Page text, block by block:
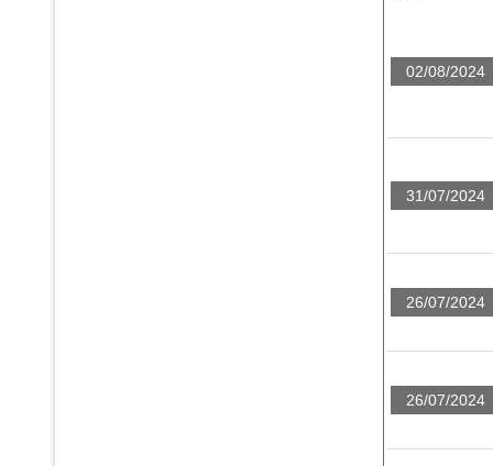
02/08/2024
31/07/2024
26/07/2024
26/07/2024